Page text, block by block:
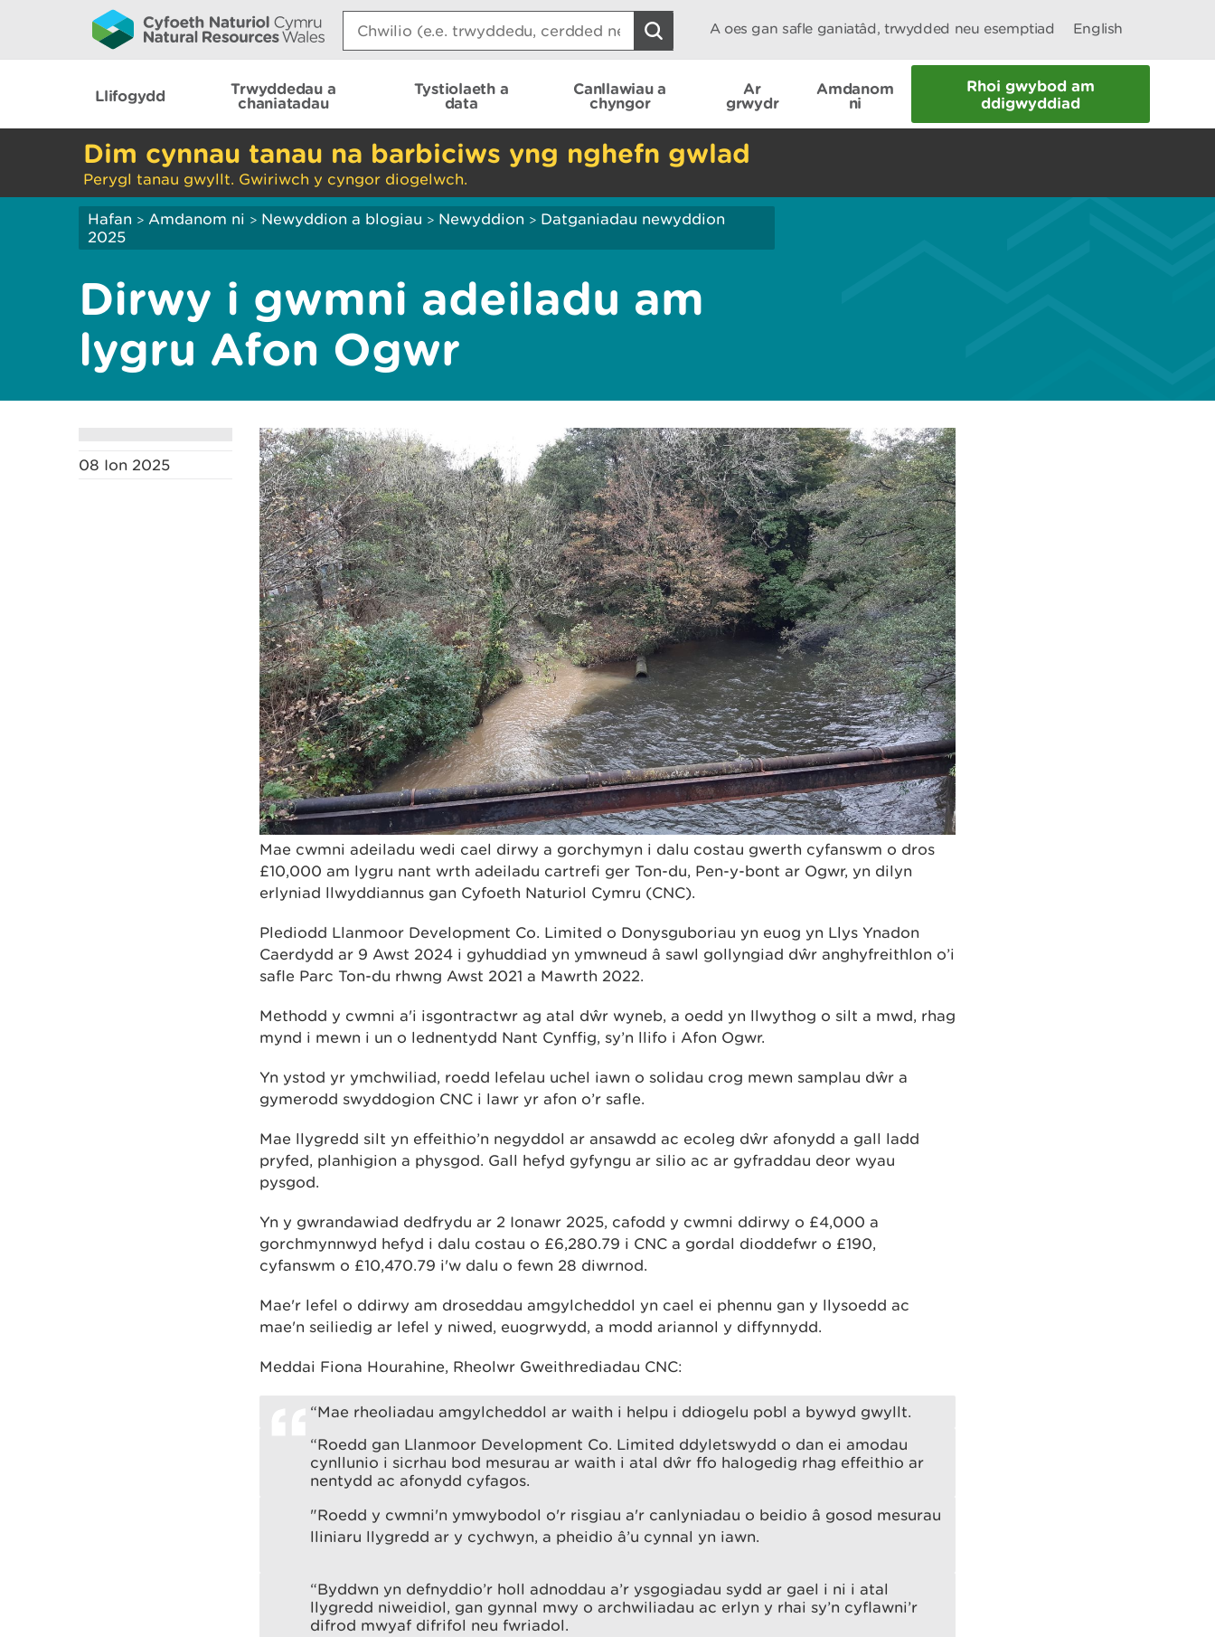
Search:
A oes gan safle ganiatâd, trwydded neu esemptiad English
Llifogydd
Trwyddedau a
chaniatadau
Tystiolaeth a
data
Canllawiau a
chyngor
Ar
grwydr
Amdanom
ni
Rhoi gwybod am
ddigwyddiad
Dim cynnau tanau na barbiciws yng nghefn gwlad
Perygl tanau gwyllt. Gwiriwch y cyngor diogelwch.
Hafan > Amdanom ni > Newyddion a blogiau > Newyddion > Datganiadau newyddion
2025
Dirwy i gwmni adeiladu am
lygru Afon Ogwr
08 Ion 2025
Mae cwmni adeiladu wedi cael dirwy a gorchymyn i dalu costau gwerth cyfanswm o dros
£10,000 am lygru nant wrth adeiladu cartrefi ger Ton-du, Pen-y-bont ar Ogwr, yn dilyn
erlyniad llwyddiannus gan Cyfoeth Naturiol Cymru (CNC).
Plediodd Llanmoor Development Co. Limited o Donysguboriau yn euog yn Llys Ynadon
Caerdydd ar 9 Awst 2024 i gyhuddiad yn ymwneud â sawl gollyngiad dŵr anghyfreithlon o’i
safle Parc Ton-du rhwng Awst 2021 a Mawrth 2022.
Methodd y cwmni a'i isgontractwr ag atal dŵr wyneb, a oedd yn llwythog o silt a mwd, rhag
mynd i mewn i un o lednentydd Nant Cynffig, sy’n llifo i Afon Ogwr.
Yn ystod yr ymchwiliad, roedd lefelau uchel iawn o solidau crog mewn samplau dŵr a
gymerodd swyddogion CNC i lawr yr afon o’r safle.
Mae llygredd silt yn effeithio’n negyddol ar ansawdd ac ecoleg dŵr afonydd a gall ladd
pryfed, planhigion a physgod. Gall hefyd gyfyngu ar silio ac ar gyfraddau deor wyau
pysgod.
Yn y gwrandawiad dedfrydu ar 2 Ionawr 2025, cafodd y cwmni ddirwy o £4,000 a
gorchmynnwyd hefyd i dalu costau o £6,280.79 i CNC a gordal dioddefwr o £190,
cyfanswm o £10,470.79 i'w dalu o fewn 28 diwrnod.
Mae'r lefel o ddirwy am droseddau amgylcheddol yn cael ei phennu gan y llysoedd ac
mae'n seiliedig ar lefel y niwed, euogrwydd, a modd ariannol y diffynnydd.
Meddai Fiona Hourahine, Rheolwr Gweithrediadau CNC:
“Mae rheoliadau amgylcheddol ar waith i helpu i ddiogelu pobl a bywyd gwyllt.
“Roedd gan Llanmoor Development Co. Limited ddyletswydd o dan ei amodau
cynllunio i sicrhau bod mesurau ar waith i atal dŵr ffo halogedig rhag effeithio ar
nentydd ac afonydd cyfagos.
"Roedd y cwmni'n ymwybodol o'r risgiau a'r canlyniadau o beidio â gosod mesurau
lliniaru llygredd ar y cychwyn, a pheidio â’u cynnal yn iawn.
“Byddwn yn defnyddio’r holl adnoddau a’r ysgogiadau sydd ar gael i ni i atal
llygredd niweidiol, gan gynnal mwy o archwiliadau ac erlyn y rhai sy’n cyflawni’r
difrod mwyaf difrifol neu fwriadol.